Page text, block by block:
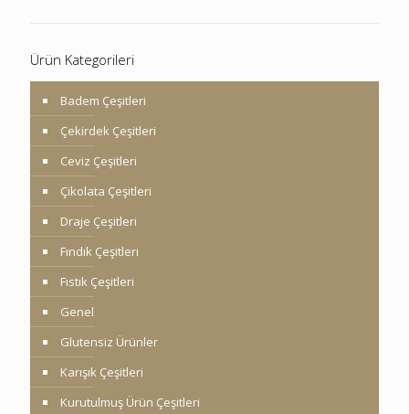
Ürün Kategorileri
Badem Çeşitleri
Çekirdek Çeşitleri
Ceviz Çeşitleri
Çikolata Çeşitleri
Draje Çeşitleri
Fındık Çeşitleri
Fıstık Çeşitleri
Genel
Glutensiz Ürünler
Karışık Çeşitleri
Kurutulmuş Ürün Çeşitleri